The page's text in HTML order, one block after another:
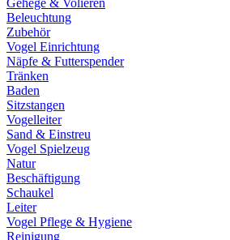
Gehege & Volieren
Beleuchtung
Zubehör
Vogel Einrichtung
Näpfe & Futterspender
Tränken
Baden
Sitzstangen
Vogelleiter
Sand & Einstreu
Vogel Spielzeug
Natur
Beschäftigung
Schaukel
Leiter
Vogel Pflege & Hygiene
Reinigung